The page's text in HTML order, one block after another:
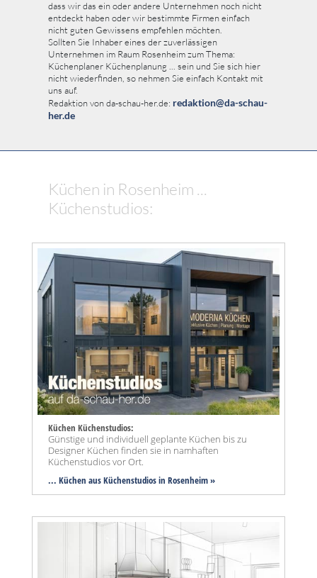
dass wir das ein oder andere Unternehmen noch nicht
entdeckt haben oder wir bestimmte Firmen einfach
nicht guten Gewissens empfehlen möchten.
Sollten Sie Inhaber eines der zuverlässigen
Unternehmen im Raum Rosenheim zum Thema:
Küchenplaner Küchenplanung ... sein und Sie sich hier
nicht wiederfinden, so nehmen Sie einfach Kontakt mit
uns auf.
Redaktion von da-schau-her.de: redaktion@da-schau-
her.de
Küchen in Rosenheim ...
Küchenstudios:
Küchen Küchenstudios:
Günstige und individuell geplante Küchen bis zu
Designer Küchen finden sie in namhaften
Küchenstudios vor Ort.
... Küchen aus Küchenstudios in Rosenheim »